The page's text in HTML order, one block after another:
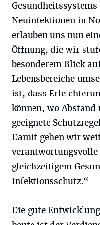
Neuinfektionen in
erlauben uns nun
Öffnung, die wir
besonderem Blick
Lebensbereiche
ist, dass
können, wo Abstand
geeignete
Damit gehen wir
gleichzeitigem
Infektionsschutz.“
Die gute